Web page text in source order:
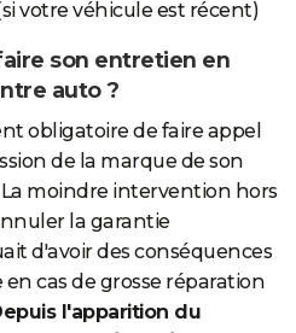
votre véhicule est récent)
son entretien en
auto ?
obligatoire de faire appel
de la marque de son
moindre intervention hors
la garantie
d'avoir des conséquences
cas de grosse réparation
l'apparition du